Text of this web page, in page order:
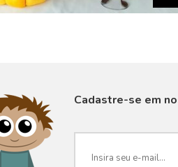
VISUALIZAR
Cadastre-se em